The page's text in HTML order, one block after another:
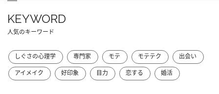
KEYWORD
人気のキーワード
しぐさの心理学 専門家 モテ モテテク
出会い
アイメイク
好印象 目力 恋する 婚活